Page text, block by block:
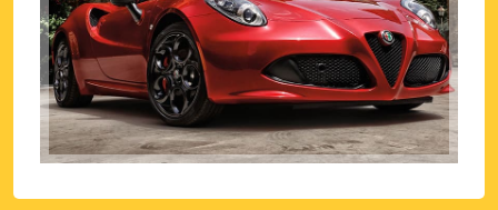
Se connecter avec eLink